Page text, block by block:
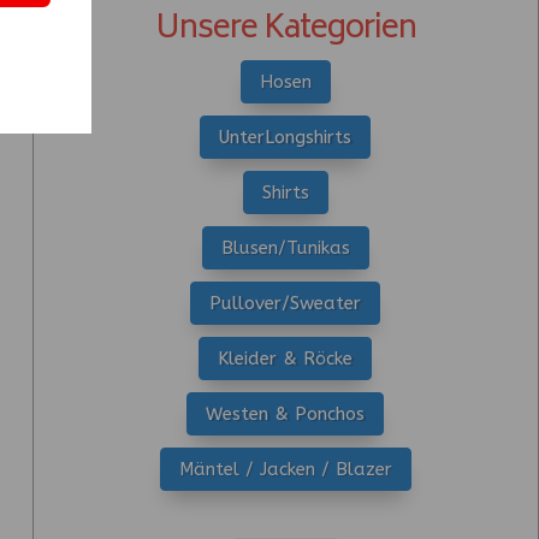
Unsere Kategorien
Hosen
UnterLongshirts
Shirts
Blusen/Tunikas
Pullover/Sweater
Kleider & Röcke
Westen & Ponchos
Mäntel / Jacken / Blazer